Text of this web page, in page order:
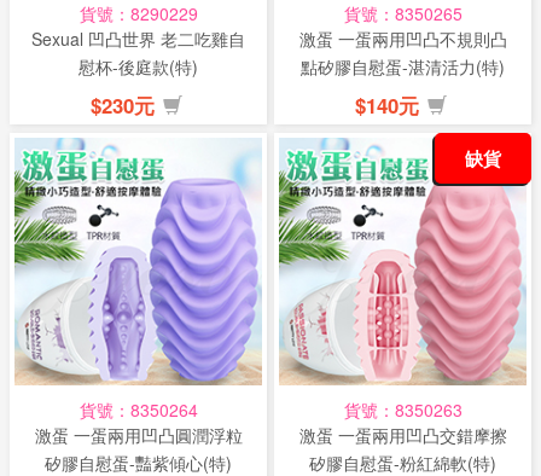
貨號：8290229
Sexual 凹凸世界 老二吃雞自
慰杯-後庭款(特)
$230元
貨號：8350265
激蛋 一蛋兩用凹凸不規則凸
點矽膠自慰蛋-湛清活力(特)
$140元
貨號：8350264
激蛋 一蛋兩用凹凸圓潤浮粒
矽膠自慰蛋-豔紫傾心(特)
貨號：8350263
激蛋 一蛋兩用凹凸交錯摩擦
矽膠自慰蛋-粉紅綿軟(特)
缺貨